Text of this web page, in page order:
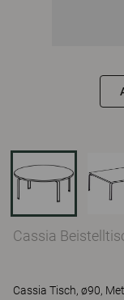
Cassia
Cassia Tisch, ø90,